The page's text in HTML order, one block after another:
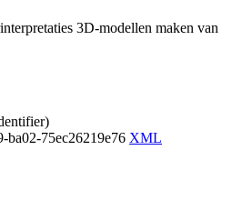
3D-modellen maken van
ba02-75ec26219e76 XML